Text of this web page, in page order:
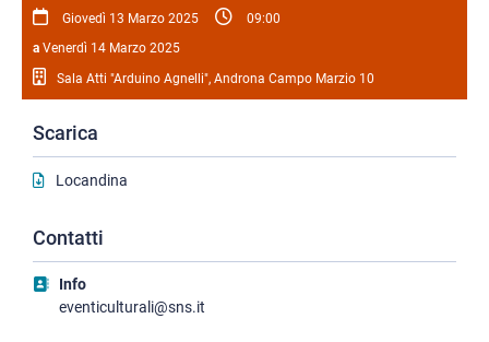
Giovedì 13 Marzo 2025
09:00
a Venerdì 14 Marzo 2025
Sala Atti "Arduino Agnelli", Androna Campo Marzio 10
Scarica
Locandina
Contatti
Info
eventiculturali@sns.it